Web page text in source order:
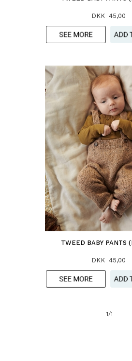
DKK 45,00
TWEED BABY PANTS
DKK 45,00
1/1